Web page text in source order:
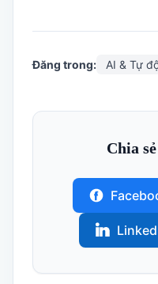
Đăng trong: AI & Tự
Chia